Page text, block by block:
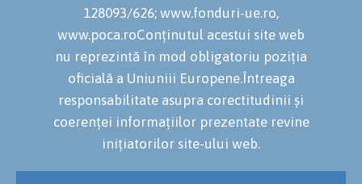
128093/626; www.fonduri-ue.ro,
www.poca.roConținutul acestui site web
nu reprezintă în mod obligatoriu poziția
oficială a Uniuniii Europene.Întreaga
responsabilitate asupra corectitudinii și
coerenței informațiilor prezentate revine
inițiatorilor site-ului web.